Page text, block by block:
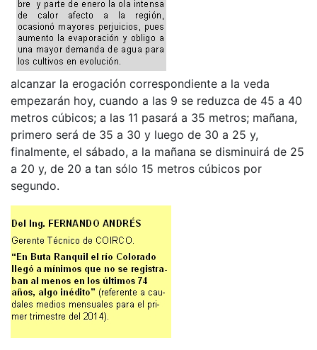
alcanzar la erogación correspondiente a la veda
empezarán hoy, cuando a las 9 se reduzca de 45 a 40
metros cúbicos; a las 11 pasará a 35 metros; mañana,
primero será de 35 a 30 y luego de 30 a 25 y,
finalmente, el sábado, a la mañana se disminuirá de 25
a 20 y, de 20 a tan sólo 15 metros cúbicos por
segundo.